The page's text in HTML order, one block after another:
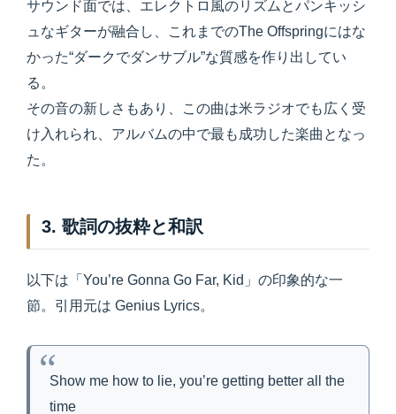
サウンド面では、エレクトロ風のリズムとパンキッシ
ュなギターが融合し、これまでのThe Offspringにはな
かった“ダークでダンサブル”な質感を作り出してい
る。
その音の新しさもあり、この曲は米ラジオでも広く受
け入れられ、アルバムの中で最も成功した楽曲となっ
た。
3. 歌詞の抜粋と和訳
以下は「You’re Gonna Go Far, Kid」の印象的な一
節。引用元は Genius Lyrics。
Show me how to lie, you’re getting better all the
time